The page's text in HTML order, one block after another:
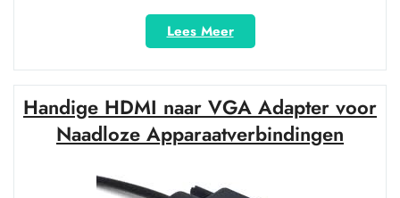
Lees Meer“Handige
verloopkabel
van
HDMI
naar
VGA
voor
beeldoverdracht”
Handige HDMI naar VGA Adapter voor
Naadloze Apparaatverbindingen